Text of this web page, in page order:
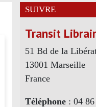
SUIVRE
Transit
51 Bd de la
13001 Marseille
France
Téléphone: 04 86